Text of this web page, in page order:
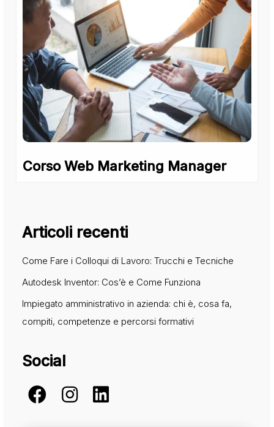
Corso Web Marketing Manager
Articoli recenti
Come Fare i Colloqui di Lavoro: Trucchi e Tecniche
Autodesk Inventor: Cos’è e Come Funziona
Impiegato amministrativo in azienda: chi è, cosa fa,
compiti, competenze e percorsi formativi
Social